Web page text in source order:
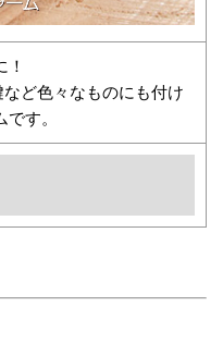
ど色々なものにも付け
す。